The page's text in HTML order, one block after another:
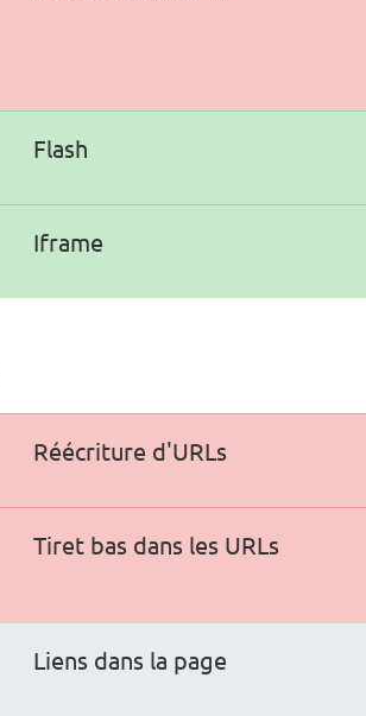
Flash
Iframe
Réécriture d'URLs
Tiret bas dans les URLs
Liens dans la page